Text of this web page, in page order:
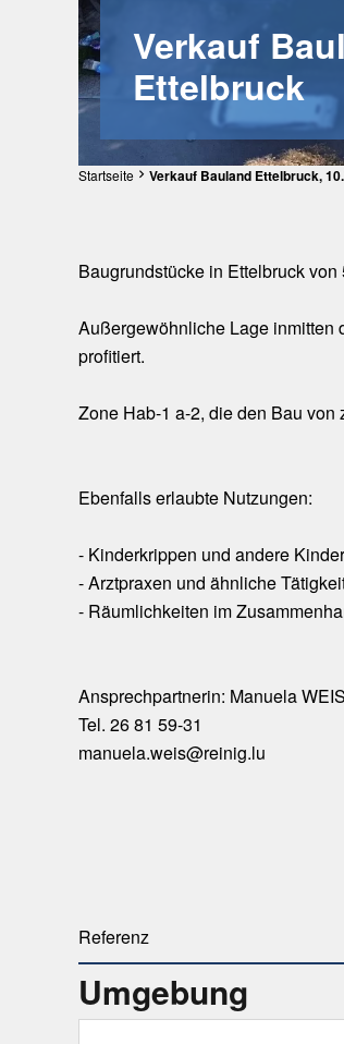
Verkauf
Ettelbruck
Startseite Verkauf Bauland Ettelbruck,
Baugrundstücke in Ettelbruck
Außergewöhnliche Lage inmitten
profitiert.
Zone Hab-1 a-2, die den Bau
Ebenfalls erlaubte Nutzungen:
- Kinderkrippen und andere
- Arztpraxen und ähnliche
- Räumlichkeiten im
Ansprechpartnerin: Manuela WEIS
Tel. 26 81 59-31
manuela.weis@reinig.lu
Referenz
Umgebung